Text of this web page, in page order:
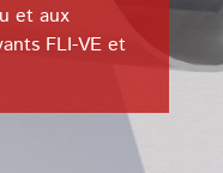
et aux
FLI-VE et